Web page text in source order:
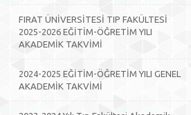
FIRAT ÜNİVERSİTESİ TIP FAKÜLTESİ
2025-2026 EĞİTİM-ÖĞRETİM YILI
AKADEMİK TAKVİMİ
2024-2025 EĞİTİM-ÖĞRETİM YILI GENEL
AKADEMİK TAKVİMİ